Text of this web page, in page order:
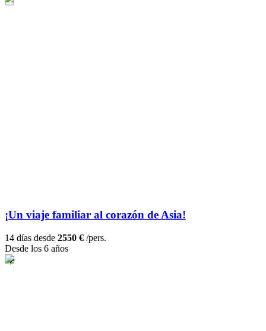
¡Un viaje familiar al corazón de Asia!
14 días desde 2550 € /pers.
Desde los 6 años